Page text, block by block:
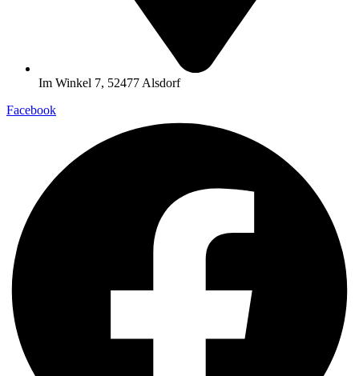
Im Winkel 7, 52477 Alsdorf
Facebook